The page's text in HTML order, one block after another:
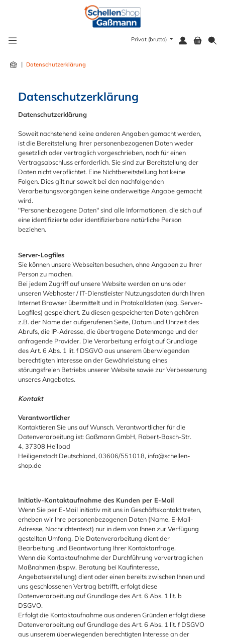
Privat (brutto)
| Datenschutzerklärung
Datenschutzerklärung
Datenschutzerklärung
Soweit nachstehend keine anderen Angaben gemacht werden,
ist die Bereitstellung Ihrer personenbezogenen Daten weder
gesetzlich oder vertraglich vorgeschrieben, noch für einen
Vertragsabschluss erforderlich. Sie sind zur Bereitstellung der
Daten nicht verpflichtet. Eine Nichtbereitstellung hat keine
Folgen. Dies gilt nur soweit bei den nachfolgenden
Verarbeitungsvorgängen keine anderweitige Angabe gemacht
wird.
"Personenbezogene Daten" sind alle Informationen, die sich auf
eine identifizierte oder identifizierbare natürliche Person
beziehen.
Server-Logfiles
Sie können unsere Webseiten besuchen, ohne Angaben zu Ihrer
Person zu machen.
Bei jedem Zugriff auf unsere Website werden an uns oder
unseren Webhoster / IT-Dienstleister Nutzungsdaten durch Ihren
Internet Browser übermittelt und in Protokolldaten (sog. Server-
Logfiles) gespeichert. Zu diesen gespeicherten Daten gehören
z.B. der Name der aufgerufenen Seite, Datum und Uhrzeit des
Abrufs, die IP-Adresse, die übertragene Datenmenge und der
anfragende Provider. Die Verarbeitung erfolgt auf Grundlage
des Art. 6 Abs. 1 lit. f DSGVO aus unserem überwiegenden
berechtigten Interesse an der Gewährleistung eines
störungsfreien Betriebs unserer Website sowie zur Verbesserung
unseres Angebotes.
Kontakt
Verantwortlicher
Kontaktieren Sie uns auf Wunsch. Verantwortlicher für die
Datenverarbeitung ist: Gaßmann GmbH, Robert-Bosch-Str.
4, 37308 Heilbad
Heiligenstadt Deutschland, 03606/551018, info@schellen-
shop.de
Initiativ-Kontaktaufnahme des Kunden per E-Mail
Wenn Sie per E-Mail initiativ mit uns in Geschäftskontakt treten,
erheben wir Ihre personenbezogenen Daten (Name, E-Mail-
Adresse, Nachrichtentext) nur in dem von Ihnen zur Verfügung
gestellten Umfang. Die Datenverarbeitung dient der
Bearbeitung und Beantwortung Ihrer Kontaktanfrage.
Wenn die Kontaktaufnahme der Durchführung vorvertraglichen
Maßnahmen (bspw. Beratung bei Kaufinteresse,
Angebotserstellung) dient oder einen bereits zwischen Ihnen und
uns geschlossenen Vertrag betrifft, erfolgt diese
Datenverarbeitung auf Grundlage des Art. 6 Abs. 1 lit. b
DSGVO.
Erfolgt die Kontaktaufnahme aus anderen Gründen erfolgt diese
Datenverarbeitung auf Grundlage des Art. 6 Abs. 1 lit. f DSGVO
aus unserem überwiegenden berechtigten Interesse an der